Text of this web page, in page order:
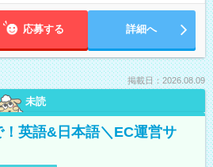
応募する 詳細へ
掲載日：2026.08.09
未読
英語&日本語＼EC運営サ